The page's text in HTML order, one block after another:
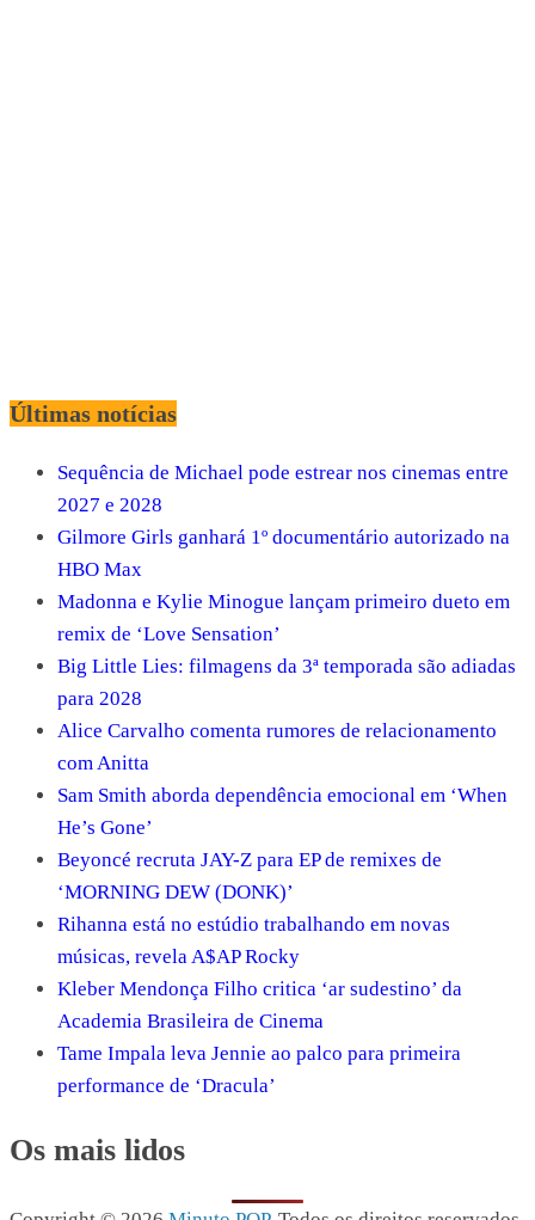
Últimas notícias
Sequência de Michael pode estrear nos cinemas entre
2027 e 2028
Gilmore Girls ganhará 1º documentário autorizado na
HBO Max
Madonna e Kylie Minogue lançam primeiro dueto em
remix de ‘Love Sensation’
Big Little Lies: filmagens da 3ª temporada são adiadas
para 2028
Alice Carvalho comenta rumores de relacionamento
com Anitta
Sam Smith aborda dependência emocional em ‘When
He’s Gone’
Beyoncé recruta JAY-Z para EP de remixes de
‘MORNING DEW (DONK)’
Rihanna está no estúdio trabalhando em novas
músicas, revela A$AP Rocky
Kleber Mendonça Filho critica ‘ar sudestino’ da
Academia Brasileira de Cinema
Tame Impala leva Jennie ao palco para primeira
performance de ‘Dracula’
Os mais lidos